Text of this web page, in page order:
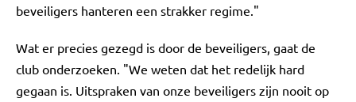
beveiligers hanteren een strakker regime."
Wat er precies gezegd is door de beveiligers, gaat de
club onderzoeken. "We weten dat het redelijk hard
gegaan is. Uitspraken van onze beveiligers zijn nooit op